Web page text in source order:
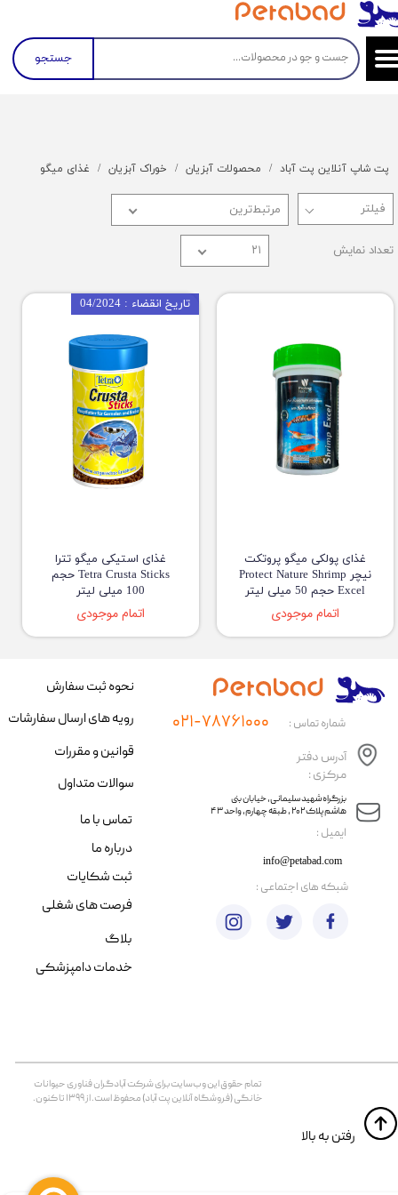
جستجو
پت شاپ آنلاین پت آباد محصولات آبزیان خوراک آبزیان غذای میگو
مرتبط‌ترین
تعداد نمایش ۲۱
غذای پولکی میگو پروتکت
نیچر Protect Nature Shrimp
Excel حجم 50 میلی لیتر
اتمام موجودی
غذای استیکی میگو تترا
Tetra Crusta Sticks حجم
100 میلی لیتر
اتمام موجودی
تاریخ انقضاء : 04/2024
​ایمیل :
آدرس دفتر
مرکزی :
info@petabad.com
​​بزرگراه شهید سلیمانی، خیابان بنی
هاشم پلاک ۲۰۲ ، طبقه چهارم، واحد ۴۳
شماره تماس : ۰۲۱-۷۸۷۶۱۰۰۰
تمام حقوق اين وب‌سايت برای شرکت آبادگران فناوری حیوانات
خانگی (فروشگاه آنلاین پت آباد) محفوظ است. از ۱۳۹۹ تا کنون.
​​رفتن به بالا
نحوه ثبت سفارش
رویه های ارسال سفارشات
قوانین و مقررات
سوالات متداول
تماس با ما
درباره ما
ثبت شکایات
فرصت های شغلی
​شبکه های اجتماعی :
بلاگ
خدمات دامپزشکی